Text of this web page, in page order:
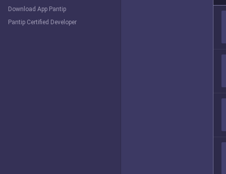
Download App Pantip
Pantip Certified Developer